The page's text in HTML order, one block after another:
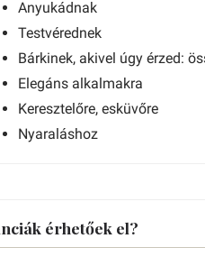
Anyukádnak
Testvérednek
Bárkinek, akivel úgy érzed:
Elegáns alkalmakra
Keresztelőre, esküvőre
Nyaraláshoz
érhetőek el?